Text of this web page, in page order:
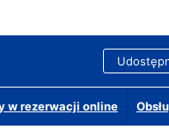
w rezerwacji online